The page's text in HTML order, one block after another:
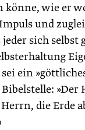
könne, wie er
und
sich selbst
ein
»Der
die Erde